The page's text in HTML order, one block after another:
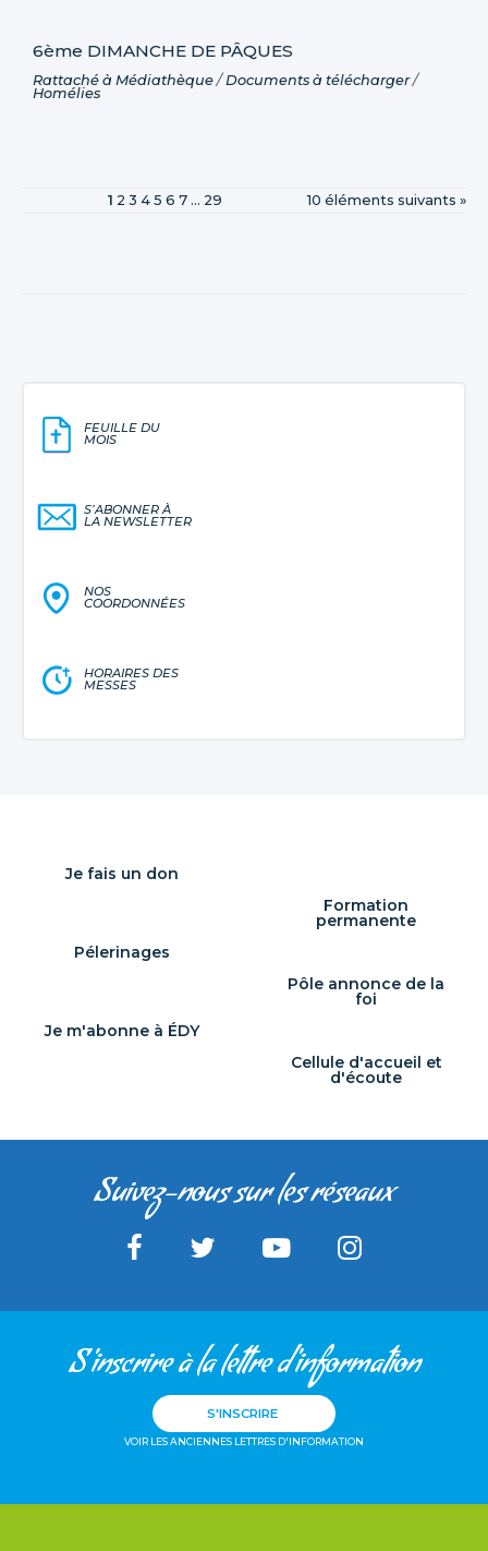
6ème DIMANCHE DE PÂQUES
Rattaché à Médiathèque / Documents à télécharger /
Homélies
10 éléments suivants »
1 2 3 4 5 6 7 ... 29
FEUILLE DU
MOIS
S’ABONNER À
LA NEWSLETTER
NOS
COORDONNÉES
HORAIRES DES
MESSES
Je fais un don
Formation
permanente
Pélerinages
Pôle annonce de la
foi
Je m'abonne à ÉDY
Cellule d'accueil et
d'écoute
Suivez-nous sur les réseaux
S'inscrire à la lettre d'information
S'INSCRIRE
VOIR LES ANCIENNES LETTRES D'INFORMATION